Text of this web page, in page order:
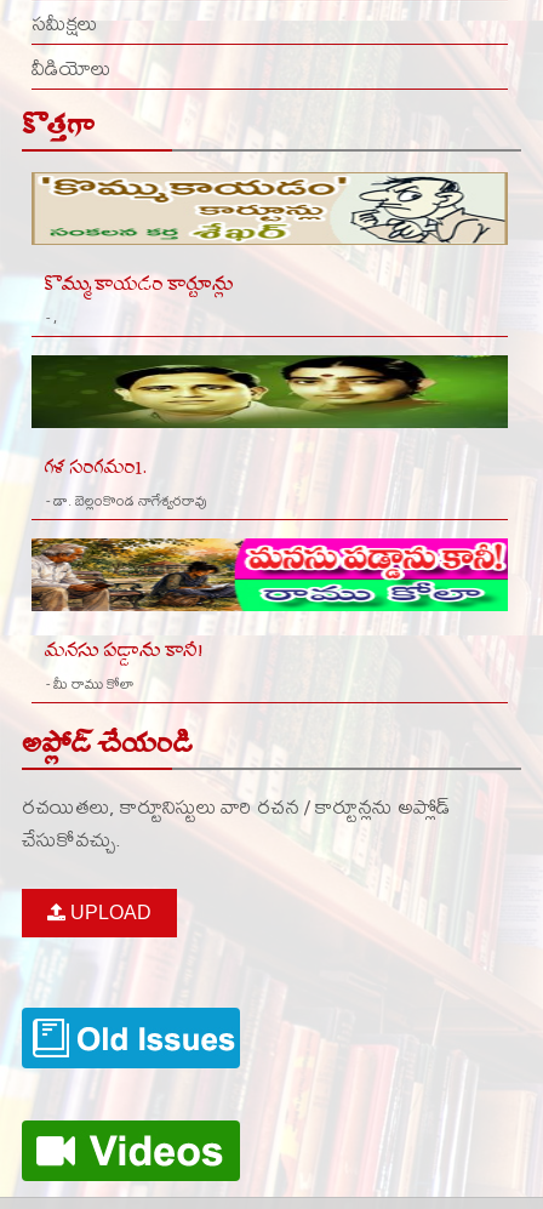
సమీక్షలు
వీడియోలు
కొత్తగా
కొమ్ముకాయడం కార్టూన్లు
- ,
గళ సంగమం1.
- డా. బెల్లంకొండ నాగేశ్వరరావు
మనసు పడ్డాను కానీ!
- మీ రాము కోలా
అప్లోడ్ చేయండి
రచయితలు, కార్టూనిస్టులు వారి రచన / కార్టూన్లను అప్లోడ్
చేసుకోవచ్చు.
UPLOAD